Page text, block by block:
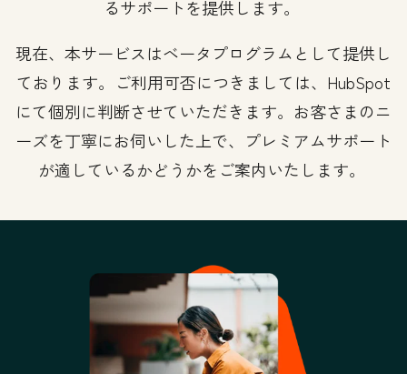
るサポートを提供します。
現在、本サービスはベータプログラムとして提供し
ております。ご利用可否につきましては、HubSpot
にて個別に判断させていただきます。お客さまのニ
ーズを丁寧にお伺いした上で、プレミアムサポート
が適しているかどうかをご案内いたします。